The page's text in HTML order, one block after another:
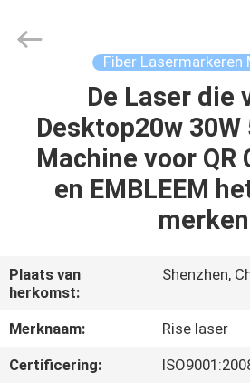
PRODUCTEN
OVER
ONS
Technology
Fiber Lasermarkeren
De Laser die
Desktop20w 30W
Machine voor QR
en EMBLEEM
merken
Plaats van
herkomst:
Shenzhen,
Merknaam:
Rise laser
Certificering: